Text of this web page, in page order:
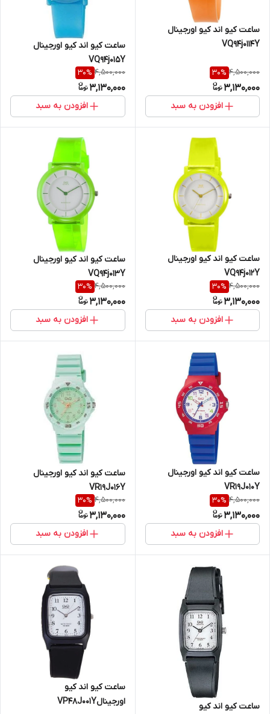
ساعت کیو اند کیو اورجینال
VQ94j0114Y
4,500,000
30%
3,130,000
افزودن به سبد
ساعت کیو اند کیو اورجینال
VQ94j015Y
4,500,000
30%
3,130,000
افزودن به سبد
ساعت کیو اند کیو اورجینال
VQ94j012Y
4,500,000
30%
3,130,000
افزودن به سبد
ساعت کیو اند کیو اورجینال
VQ94j013Y
4,500,000
30%
3,130,000
افزودن به سبد
ساعت کیو اند کیو اورجینال
VR19J010Y
4,500,000
30%
3,130,000
افزودن به سبد
ساعت کیو اند کیو اورجینال
VR19J016Y
4,500,000
30%
3,130,000
افزودن به سبد
ساعت کیو اند کیو
ساعت کیو اند کیو
اورجینالVP48J001Y